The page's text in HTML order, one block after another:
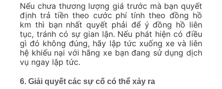
Nếu chưa thương lượng giá trước mà bạn quyết
định trả tiền theo cước phí tính theo đồng hồ
km thì bạn nhất quyết phải để ý đồng hồ liên
tục, tránh có sự gian lận. Nếu phát hiện có điều
gì đó không đúng, hãy lập tức xuống xe và liên
hệ khiếu nại với hãng xe bạn đang sử dụng dịch
vụ ngay lập tức.
6. Giải quyết các sự cố có thể xảy ra